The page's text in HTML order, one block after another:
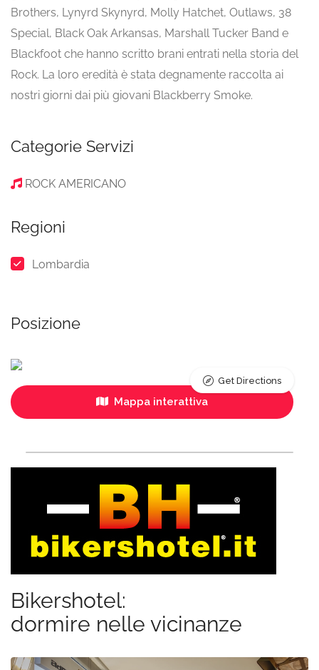
Brothers, Lynyrd Skynyrd, Molly Hatchet, Outlaws, 38
Special, Black Oak Arkansas, Marshall Tucker Band e
Blackfoot che hanno scritto brani entrati nella storia del
Rock. La loro eredità è stata degnamente raccolta ai
nostri giorni dai più giovani Blackberry Smoke.
Categorie Servizi
ROCK AMERICANO
Regioni
Lombardia
Posizione
Mappa interattiva
Get Directions
Bikershotel:
dormire nelle vicinanze